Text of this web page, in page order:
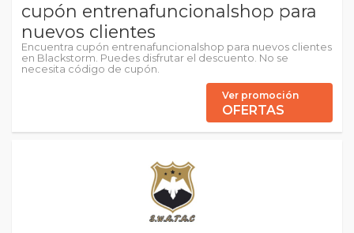
cupón entrenafuncionalshop para
nuevos clientes
Encuentra cupón entrenafuncionalshop para nuevos clientes
en Blackstorm. Puedes disfrutar el descuento. No se
necesita código de cupón.
Ver promoción
OFERTAS